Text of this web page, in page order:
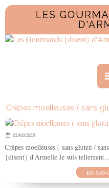
LES
Crêpes moelleuses ( sans
02/02/2025
Crêpes moelleuses ( sans gluten /
{disent} d'Armelle Je suis tellement...
EN